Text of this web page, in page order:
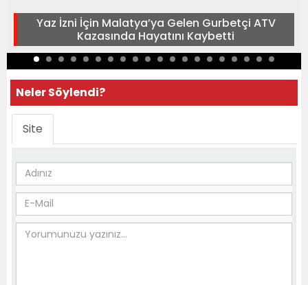
Yaz İzni İçin Malatya’ya Gelen Gurbetçi ATV
Kazasında Hayatını Kaybetti
Neler Söylendi?
Site